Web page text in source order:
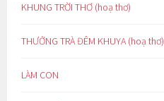
KHUNG TRỜI THƠ (hoạ thơ)
THƯỞNG TRÀ ĐÊM KHUYA (hoạ thơ)
LÀM CON